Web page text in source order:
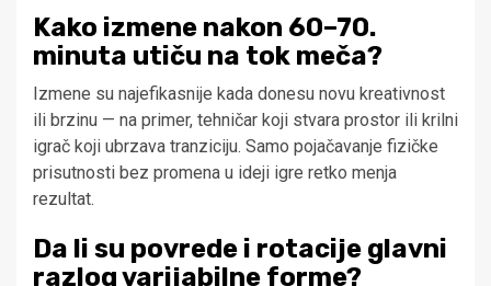
Kako izmene nakon 60–70.
minuta utiču na tok meča?
Izmene su najefikasnije kada donesu novu kreativnost
ili brzinu — na primer, tehničar koji stvara prostor ili krilni
igrač koji ubrzava tranziciju. Samo pojačavanje fizičke
prisutnosti bez promena u ideji igre retko menja
rezultat.
Da li su povrede i rotacije glavni
razlog varijabilne forme?